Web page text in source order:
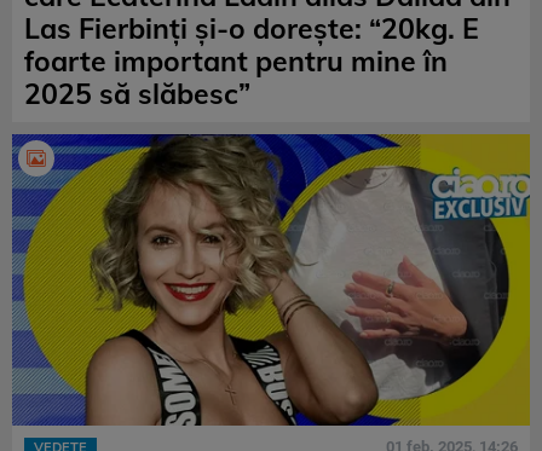
Las Fierbinți și-o dorește: “20kg. E
foarte important pentru mine în
2025 să slăbesc”
VEDETE 01 feb. 2025, 14:26